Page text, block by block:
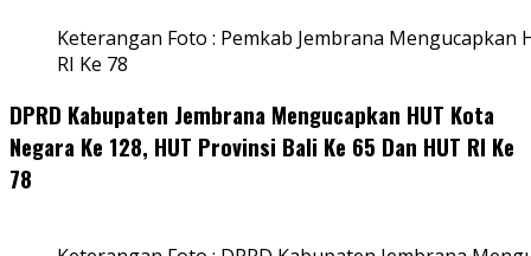
Keterangan Foto : Pemkab Jembrana Mengucapkan
RI Ke 78
DPRD Kabupaten Jembrana Mengucapkan HUT Kota
Negara Ke 128, HUT Provinsi Bali Ke 65 Dan HUT RI Ke
78